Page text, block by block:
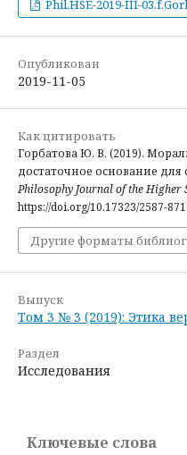
Phil.HSE-2019-III-
Опубликован
2019-11-05
Как цитировать
Горбатова Ю. В. (2019).
достаточное основание
Philosophy Journal of the Higher
https://doi.org/10.17323/2587-
Другие форматы
Выпуск
Том 3 № 3 (2019): Этика
Раздел
Исследования
Ключевые слова